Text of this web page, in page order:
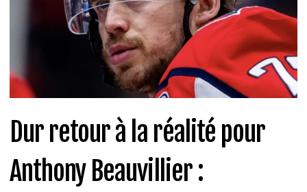
Dur retour à la réalité pour
Anthony Beauvillier :